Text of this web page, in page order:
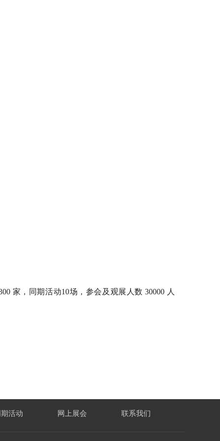
家，同期活动10场，参会及观展人数 30000 人
期活动 网上展会 联系我们